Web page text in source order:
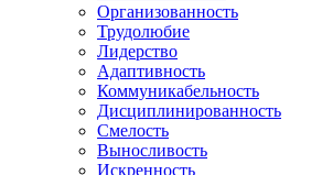
Организованность
Трудолюбие
Лидерство
Адаптивность
Коммуникабельность
Дисциплинированность
Смелость
Выносливость
Искренность